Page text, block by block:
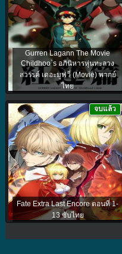
Gurren Lagann The Movie
Childhoo`s อภินิหารหุ่นทะลวง
สวรรค์ เดอะมูฟวี่ (Movie) พากย์
ไทย
Fate Extra Last Encore ตอนที่ 1-
13 ซับไทย
จบแล้ว